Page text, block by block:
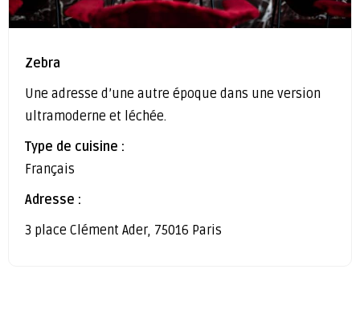
Zebra
Une adresse d’une autre époque dans une version
ultramoderne et léchée.
Type de cuisine :
Français
Adresse :
3 place Clément Ader, 75016 Paris